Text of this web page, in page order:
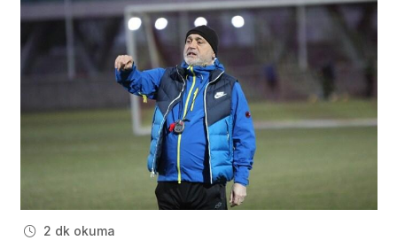
2 dk okuma